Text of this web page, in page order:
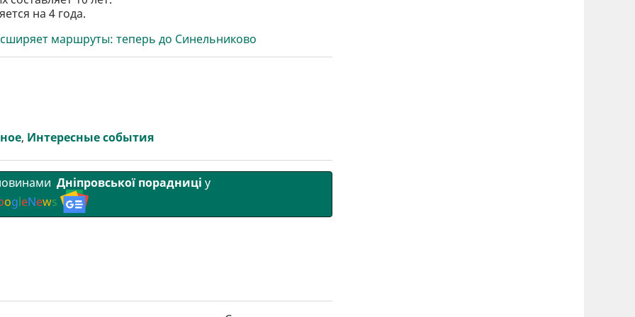
на 4 года.
маршруты: теперь до Синельниково
, Интересные события
Дніпровської порадниці у
ogleNews